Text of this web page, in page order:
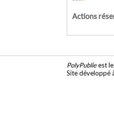
Actions
PolyPublieest
Site développé